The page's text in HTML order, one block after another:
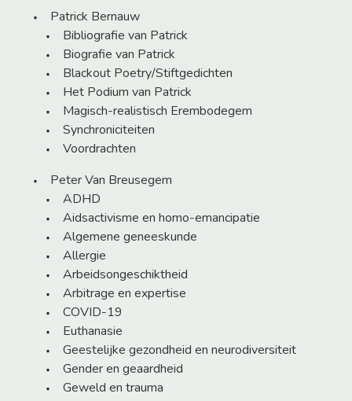
Patrick Bernauw
Bibliografie van Patrick
Biografie van Patrick
Blackout Poetry/Stiftgedichten
Het Podium van Patrick
Magisch-realistisch Erembodegem
Synchroniciteiten
Voordrachten
Peter Van Breusegem
ADHD
Aidsactivisme en homo-emancipatie
Algemene geneeskunde
Allergie
Arbeidsongeschiktheid
Arbitrage en expertise
COVID-19
Euthanasie
Geestelijke gezondheid en neurodiversiteit
Gender en geaardheid
Geweld en trauma